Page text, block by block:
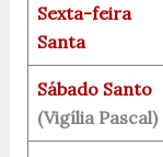
Sexta-feira
Santa
Sábado Santo
(Vigília Pascal)